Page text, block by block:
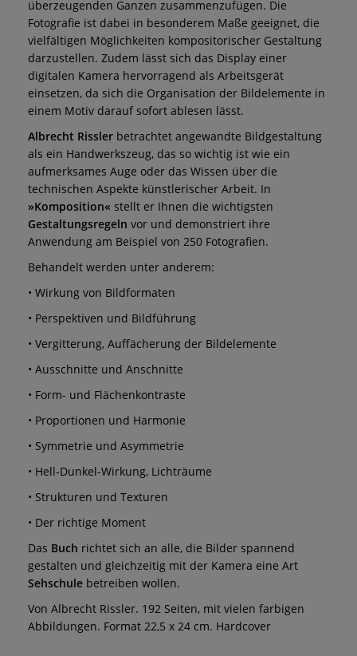
überzeugenden Ganzen zusammenzufügen. Die
Fotografie ist dabei in besonderem Maße geeignet, die
vielfältigen Möglichkeiten kompositorischer Gestaltung
darzustellen. Zudem lässt sich das Display einer
digitalen Kamera hervorragend als Arbeitsgerät
einsetzen, da sich die Organisation der Bildelemente in
einem Motiv darauf sofort ablesen lässt.
Albrecht Rissler betrachtet angewandte Bildgestaltung
als ein Handwerkszeug, das so wichtig ist wie ein
aufmerksames Auge oder das Wissen über die
technischen Aspekte künstlerischer Arbeit. In
»Komposition« stellt er Ihnen die wichtigsten
Gestaltungsregeln vor und demonstriert ihre
Anwendung am Beispiel von 250 Fotografien.
Behandelt werden unter anderem:
• Wirkung von Bildformaten
• Perspektiven und Bildführung
• Vergitterung, Auffächerung der Bildelemente
• Ausschnitte und Anschnitte
• Form- und Flächenkontraste
• Proportionen und Harmonie
• Symmetrie und Asymmetrie
• Hell-Dunkel-Wirkung, Lichträume
• Strukturen und Texturen
• Der richtige Moment
Das Buch richtet sich an alle, die Bilder spannend
gestalten und gleichzeitig mit der Kamera eine Art
Sehschule betreiben wollen.
Von Albrecht Rissler. 192 Seiten, mit vielen farbigen
Abbildungen. Format 22,5 x 24 cm. Hardcover